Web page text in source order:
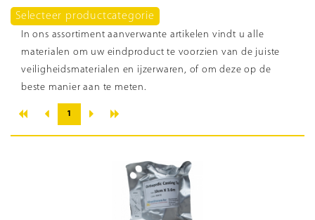
Selecteer productcategorie
In ons assortiment aanverwante artikelen vindt u alle
materialen om uw eindproduct te voorzien van de juiste
veiligheidsmaterialen en ijzerwaren, of om deze op de
beste manier aan te meten.
« ‹ 1 › »